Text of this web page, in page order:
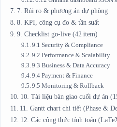
7. Rủi ro & phương án dự phòng
8. KPI, công cụ đo & tần suất
9. Checklist go‑live (42 item)
9.1 Security & Compliance
9.2 Performance & Scalability
9.3 Business & Data Accuracy
9.4 Payment & Finance
9.5 Monitoring & Rollback
10. Tài liệu bàn giao cuối dự án
11. Gantt chart chi tiết (Phase &
12. Các công thức tính toán